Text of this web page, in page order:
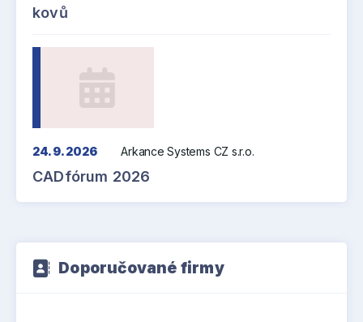
kovů
24. 9. 2026 Arkance Systems CZ s.r.o.
CADfórum 2026
Doporučované firmy